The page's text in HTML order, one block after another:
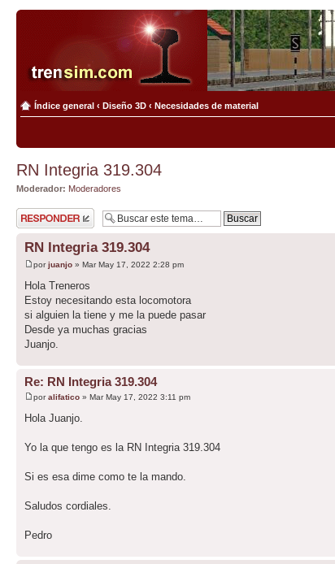
Índice general ‹ Diseño 3D ‹ Necesidades de material
RN Integria 319.304
Moderador: Moderadores
Publicar una
respuesta
RN Integria 319.304
porjuanjo » Mar May 17, 2022 2:28 pm
Hola Treneros
Estoy necesitando esta locomotora
si alguien la tiene y me la puede pasar
Desde ya muchas gracias
Juanjo.
Re: RN Integria 319.304
poralifatico » Mar May 17, 2022 3:11 pm
Hola Juanjo.
Yo la que tengo es la RN Integria 319.304
Si es esa dime como te la mando.
Saludos cordiales.
Pedro